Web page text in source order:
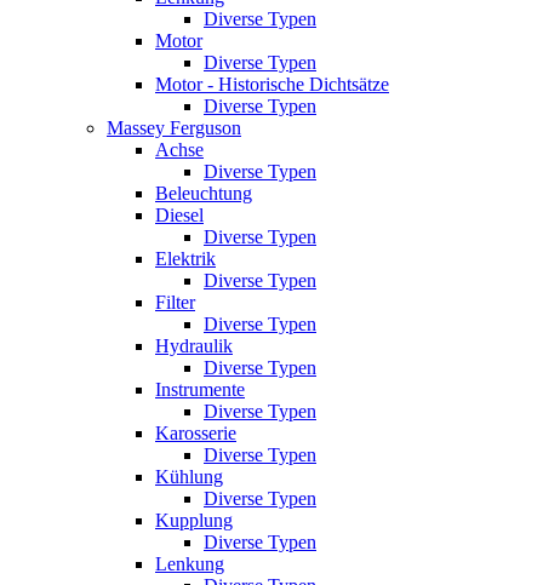
Diverse Typen
Motor
Diverse Typen
Motor - Historische Dichtsätze
Diverse Typen
Massey Ferguson
Achse
Diverse Typen
Beleuchtung
Diesel
Diverse Typen
Elektrik
Diverse Typen
Filter
Diverse Typen
Hydraulik
Diverse Typen
Instrumente
Diverse Typen
Karosserie
Diverse Typen
Kühlung
Diverse Typen
Kupplung
Diverse Typen
Lenkung